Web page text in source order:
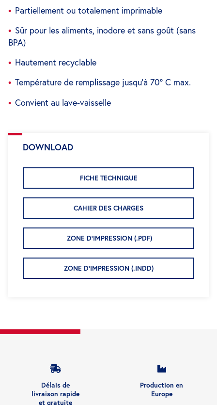
Partiellement ou totalement imprimable
Sûr pour les aliments, inodore et sans goût (sans
BPA)
Hautement recyclable
Température de remplissage jusqu'à 70° C max.
Convient au lave-vaisselle
DOWNLOAD
FICHE TECHNIQUE
CAHIER DES CHARGES
ZONE D'IMPRESSION (.PDF)
ZONE D'IMPRESSION (.INDD)
Délais de
livraison rapide
et gratuite
Production en
Europe